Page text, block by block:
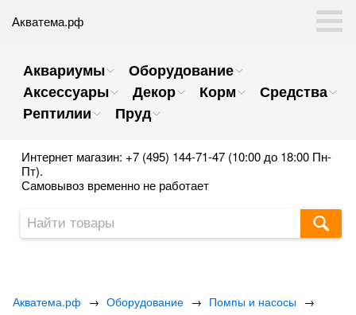
Акватема.рф
Аквариумы
Оборудование
Аксессуары
Декор Корм
Средства
Рептилии
Пруд
Интернет магазин: +7 (495) 144-71-47 (10:00 до 18:00 Пн-
Пт).
Самовывоз временно не работает
Акватема.рф → Оборудование → Помпы и насосы →